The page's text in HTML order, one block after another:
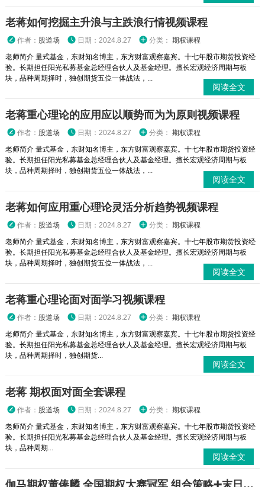
老蒋如何挖掘主升浪与主跌浪行情视频课程
作者： 股道场 日期：2024.8.27 分类： 期权课程
老师简介 量式基金，东财知名博主，东方财富观察嘉宾。十七年股市期货投资经
验。长期担任阳光私募基金总经理合伙人及基金经理。擅长宏观经济周期与板
块，品种周期择时，独创期货五位一体战法，...
阅读全文
老蒋重心理论的应用应以顺势而为为原则视频课程
作者： 股道场 日期：2024.8.27 分类： 期权课程
老师简介 量式基金，东财知名博主，东方财富观察嘉宾。十七年股市期货投资经
验。长期担任阳光私募基金总经理合伙人及基金经理。擅长宏观经济周期与板
块，品种周期择时，独创期货五位一体战法，...
阅读全文
老蒋如何应用重心理论灵活分析趋势视频课程
作者： 股道场 日期：2024.8.27 分类： 期权课程
老师简介 量式基金，东财知名博主，东方财富观察嘉宾。十七年股市期货投资经
验。长期担任阳光私募基金总经理合伙人及基金经理。擅长宏观经济周期与板
块，品种周期择时，独创期货五位一体战法，...
阅读全文
老蒋重心理论面对面学习视频课程
作者： 股道场 日期：2024.8.27 分类： 期权课程
老师简介 量式基金，东财知名博主，东方财富观察嘉宾。十七年股市期货投资经
验。长期担任阳光私募基金总经理合伙人及基金经理。擅长宏观经济周期与板
块，品种周期择时，独创期货...
阅读全文
老蒋 期权面对面全套课程
作者： 股道场 日期：2024.8.27 分类： 期权课程
老师简介 量式基金，东财知名博主，东方财富观察嘉宾。十七年股市期货投资经
验。长期担任阳光私募基金总经理合伙人及基金经理。擅长宏观经济周期与板
块，品种周期...
阅读全文
伽马期权董俸麟 全国期权大赛冠军 组合策略➕末日轮视频课程